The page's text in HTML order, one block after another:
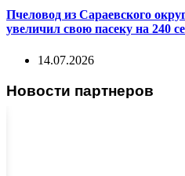
Пчеловод из Сараевского
увеличил свою пасеку на 240
14.07.2026
Новости партнеров